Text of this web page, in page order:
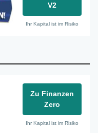
V2
Ihr Kapital ist im Risiko
Zu Finanzen
Zero
Ihr Kapital ist im Risiko